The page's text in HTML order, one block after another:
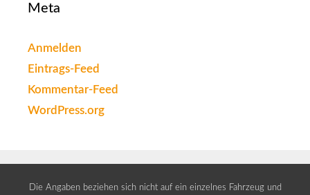
Meta
Anmelden
Eintrags-Feed
Kommentar-Feed
WordPress.org
Die Angaben beziehen sich nicht auf ein einzelnes Fahrzeug und